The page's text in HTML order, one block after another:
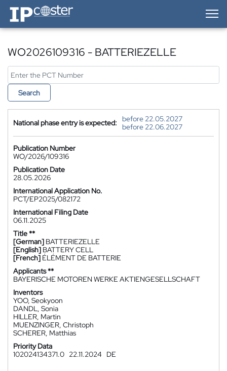
IP-Coster — Home
WO2026109316 - BATTERIEZELLE
Search
National phase entry is expected:
before 22.05.2027
before 22.06.2027
Publication Number
WO/2026/109316
Publication Date
28.05.2026
International Application No.
PCT/EP2025/082172
International Filing Date
06.11.2025
Title **
[German] BATTERIEZELLE
[English] BATTERY CELL
[French] ÉLÉMENT DE BATTERIE
Applicants **
BAYERISCHE MOTOREN WERKE AKTIENGESELLSCHAFT
Inventors
YOO, Seokyoon
DANDL, Sonia
HILLER, Martin
MUENZINGER, Christoph
SCHERER, Matthias
Priority Data
102024134371.0 22.11.2024 DE